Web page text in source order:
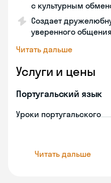
с культурным
Создает
уверенного общения
Читать дальше
Услуги и цены
Португальский язык
Уроки португальского
Читать дальше